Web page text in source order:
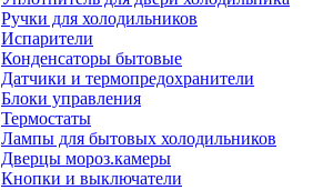
Ручки для холодильников
Испарители
Конденсаторы бытовые
Датчики и термопредохранители
Блоки управления
Термостаты
Лампы для бытовых холодильников
Дверцы мороз.камеры
Кнопки и выключатели